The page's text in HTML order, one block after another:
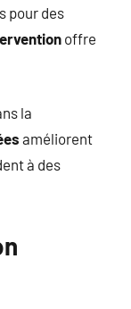
pour des
offre
la
améliorent
à des